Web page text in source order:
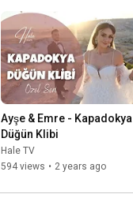
Ayşe & Emre - Kapadokya
Düğün Klibi
Hale TV
594 views • 2 years ago